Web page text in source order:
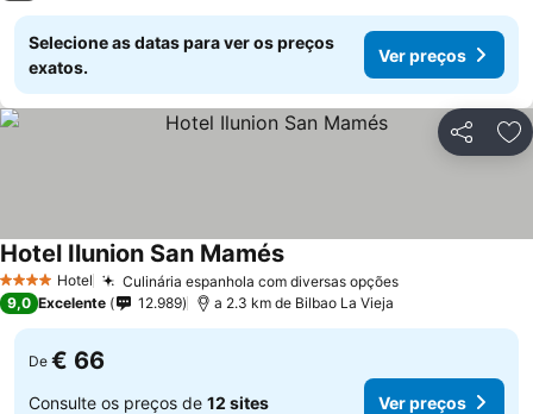
Selecione as datas para ver os preços
exatos.
Ver preços
Partilhar
4 EstrelasHotel Culinária espanhola com diversas opções
Hotel Ilunion San Mamés
9,0 Excelente 12.989 a 2.3 km de Bilbao La Vieja
De € 66
Consulte os preços de 12 sites Ver preços